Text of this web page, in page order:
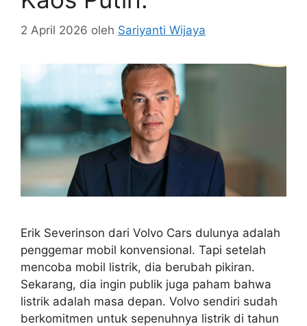
2 April 2026 oleh Sariyanti Wijaya
Erik Severinson dari Volvo Cars dulunya adalah
penggemar mobil konvensional. Tapi setelah
mencoba mobil listrik, dia berubah pikiran.
Sekarang, dia ingin publik juga paham bahwa
listrik adalah masa depan. Volvo sendiri sudah
berkomitmen untuk sepenuhnya listrik di tahun